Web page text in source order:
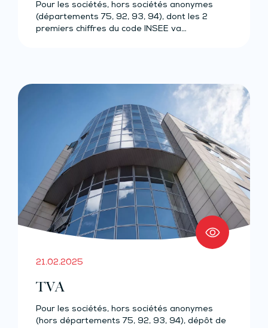
Pour les sociétés, hors sociétés anonymes
(départements 75, 92, 93, 94), dont les 2
premiers chiffres du code INSEE va…
21.02.2025
TVA
Pour les sociétés, hors sociétés anonymes
(hors départements 75, 92, 93, 94), dépôt de